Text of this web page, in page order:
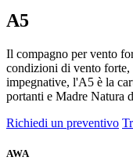
A5
Il compagno per vento
condizioni di vento forte,
impegnative, l'A5 è la
portanti e Madre Natura
Richiedi un preventivo
AWA